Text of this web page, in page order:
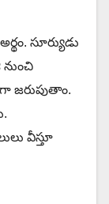
సూర్యుడు
జరుపుతాం.
వీస్తూ